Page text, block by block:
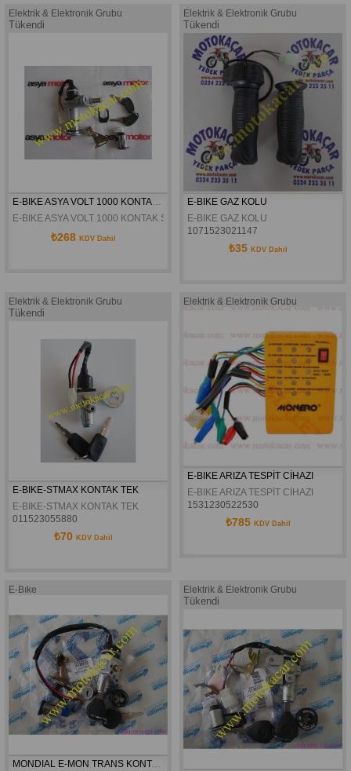
Elektrik & Elektronik Grubu
Tükendi
E-BIKE ASYA VOLT 1000 KONTAK SETİ ORJİNAL
E-BIKE ASYA VOLT 1000 KONTAK SETİ ORJİNAL
₺268 KDV Dahil
Elektrik & Elektronik Grubu
Tükendi
E-BIKE GAZ KOLU
E-BIKE GAZ KOLU
1071523021147
₺35 KDV Dahil
Elektrik & Elektronik Grubu
Tükendi
E-BIKE-STMAX KONTAK TEK
E-BIKE-STMAX KONTAK TEK
011523055880
₺70 KDV Dahil
Elektrik & Elektronik Grubu
E-BIKE ARIZA TESPİT CİHAZI
E-BIKE ARIZA TESPİT CİHAZI
1531230522530
₺785 KDV Dahil
E-Bıke
MONDIAL E-MON TRANS KONTAK SETI ORJINAL
Elektrik & Elektronik Grubu
Tükendi